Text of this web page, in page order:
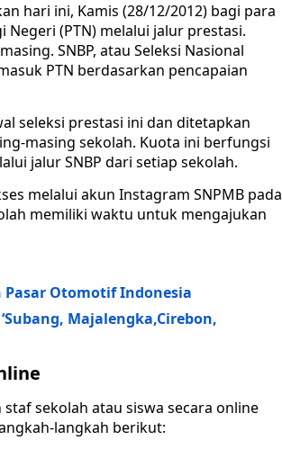
hari ini, Kamis (28/12/2012) bagi para
(PTN) melalui jalur prestasi.
SNBP, atau Seleksi Nasional
PTN berdasarkan pencapaian
seleksi prestasi ini dan ditetapkan
masing sekolah. Kuota ini berfungsi
jalur SNBP dari setiap sekolah.
melalui akun Instagram SNPMB pada
memiliki waktu untuk mengajukan
Pasar Otomotif Indonesia
Majalengka,Cirebon,
sekolah atau siswa secara online
langkah berikut: